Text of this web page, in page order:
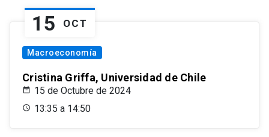
15 OCT
Macroeconomía
Cristina Griffa, Universidad de Chile
15 de Octubre de 2024
13:35 a 14:50